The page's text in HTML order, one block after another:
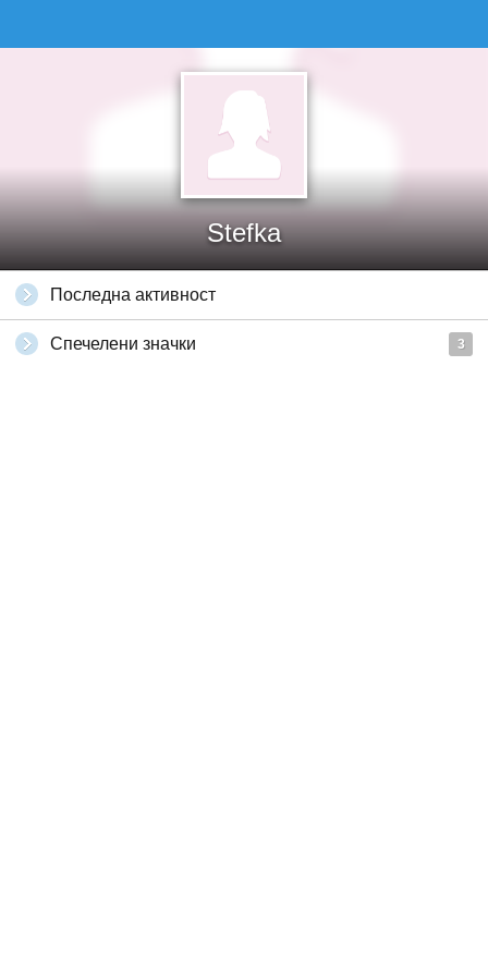
Stefka
Последна активност
Спечелени значки 3